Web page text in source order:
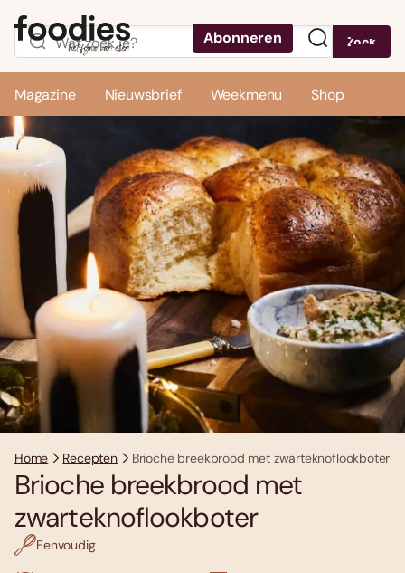
Abonneren Zoek
Magazine Nieuwsbrief Weekmenu Shop
Home Recepten Brioche breekbrood met zwarteknoflookboter
Brioche breekbrood met
zwarteknoflookboter
Eenvoudig